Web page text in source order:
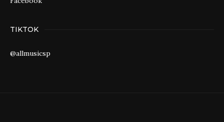
TIKTOK
@allmusicsp